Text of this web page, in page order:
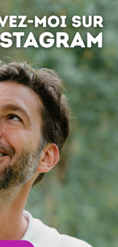
en diable qui n'autorise
abords. Dès la
un style narratif
soeur, celle qui ne
force couinement.
Le bizarre incident du
de la hauteur, lui, sur le...
!
en vue ? De nouveaux
... En voilà un idée
initiative numérique de